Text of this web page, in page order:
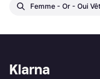
Femme - Or - Oui
Klarna